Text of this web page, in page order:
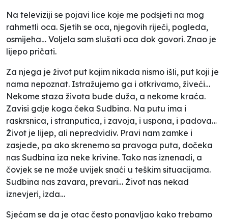
Na televiziji se pojavi lice koje me podsjeti na mog
rahmetli oca. Sjetih se oca, njegovih riječi, pogleda,
osmijeha… Voljela sam slušati oca dok govori. Znao je
lijepo pričati.
Za njega je život put kojim nikada nismo išli, put koji je
nama nepoznat. Istražujemo ga i otkrivamo, živeći…
Nekome staza života bude duža, a nekome kraća.
Zavisi gdje koga čeka Sudbina. Na putu ima i
raskrsnica, i stranputica, i zavoja, i uspona, i padova…
Život je lijep, ali nepredvidiv. Pravi nam zamke i
zasjede, pa ako skrenemo sa pravoga puta, dočeka
nas Sudbina iza neke krivine. Tako nas iznenadi, a
čovjek se ne može uvijek snaći u teškim situacijama.
Sudbina nas zavara, prevari… Život nas nekad
iznevjeri, izda…
Sjećam se da je otac često ponavljao kako trebamo